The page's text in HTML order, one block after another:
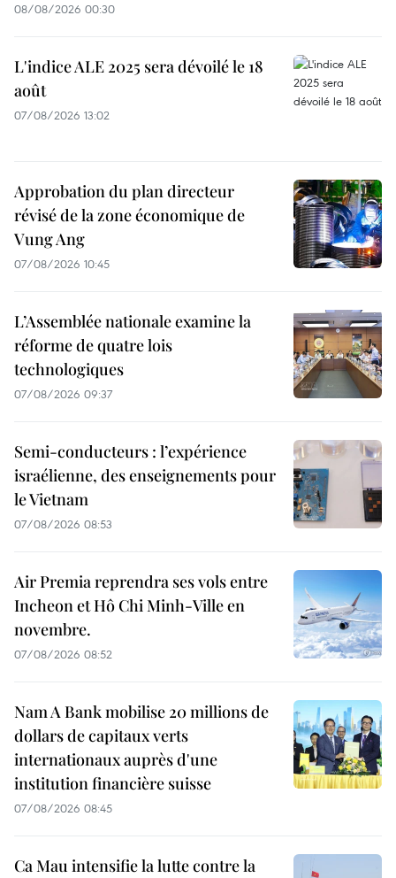
08/08/2026 00:30
L'indice ALE 2025 sera dévoilé le 18
août
07/08/2026 13:02
Approbation du plan directeur
révisé de la zone économique de
Vung Ang
07/08/2026 10:45
L’Assemblée nationale examine la
réforme de quatre lois
technologiques
07/08/2026 09:37
Semi-conducteurs : l’expérience
israélienne, des enseignements pour
le Vietnam
07/08/2026 08:53
Air Premia reprendra ses vols entre
Incheon et Hô Chi Minh-Ville en
novembre.
07/08/2026 08:52
Nam A Bank mobilise 20 millions de
dollars de capitaux verts
internationaux auprès d'une
institution financière suisse
07/08/2026 08:45
Ca Mau intensifie la lutte contre la